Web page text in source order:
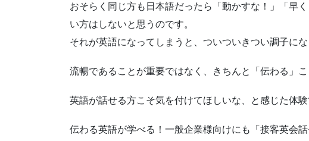
おそらく同じ方も日本語だったら「動かすな！」「早
い方はしないと思うのです。
それが英語になってしまうと、ついついきつい調子にな
流暢であることが重要ではなく、きちんと「伝わる」こ
英語が話せる方こそ気を付けてほしいな、と感じた体験
伝わる英語が学べる！一般企業様向けにも「接客英会